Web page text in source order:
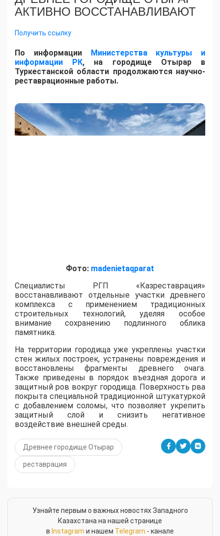
АКТИВНО ВОССТАНАВЛИВАЮТ
Получить ссылку
По информации
Министерства культуры и
информации РК, на городище Отырар в
Туркестанской области продолжаются научно-
реставрационные работы.
Фото: madenietaqparat
Специалисты РГП «Казреставрация»
восстанавливают отдельные участки древнего
комплекса с применением традиционных
строительных технологий, уделяя особое
внимание сохранению подлинного облика
памятника.
На территории городища уже укреплены участки
стен жилых построек, устранены повреждения и
восстановлены фрагменты древнего очага.
Также приведены в порядок въездная дорога и
защитный ров вокруг городища. Поверхность рва
покрыта специальной традиционной штукатуркой
с добавлением соломы, что позволяет укрепить
защитный слой и снизить негативное
воздействие внешней среды.
Древнее городище Отырар
реставрация
Узнайте первым о важных новостях Западного
Казахстана на нашей странице
в Instagram и нашем Telegram - канале